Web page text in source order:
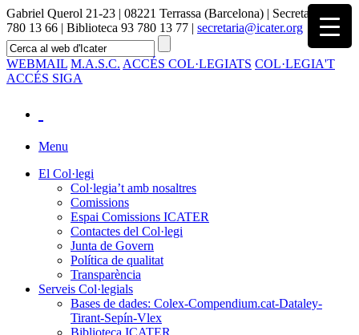
Gabriel Querol 21-23 | 08221 Terrassa (Barcelona) | Secretaria 93
780 13 66 | Biblioteca 93 780 13 77 | secretaria@icater.org
WEBMAIL M.A.S.C. ACCÉS COL·LEGIATS COL·LEGIA'T
ACCÉS SIGA
Menu
El Col·legi
Col·legia’t amb nosaltres
Comissions
Espai Comissions ICATER
Contactes del Col·legi
Junta de Govern
Política de qualitat
Transparència
Serveis Col·legials
Bases de dades: Colex-Compendium.cat-Dataley-
Tirant-Sepín-Vlex
Biblioteca ICATER